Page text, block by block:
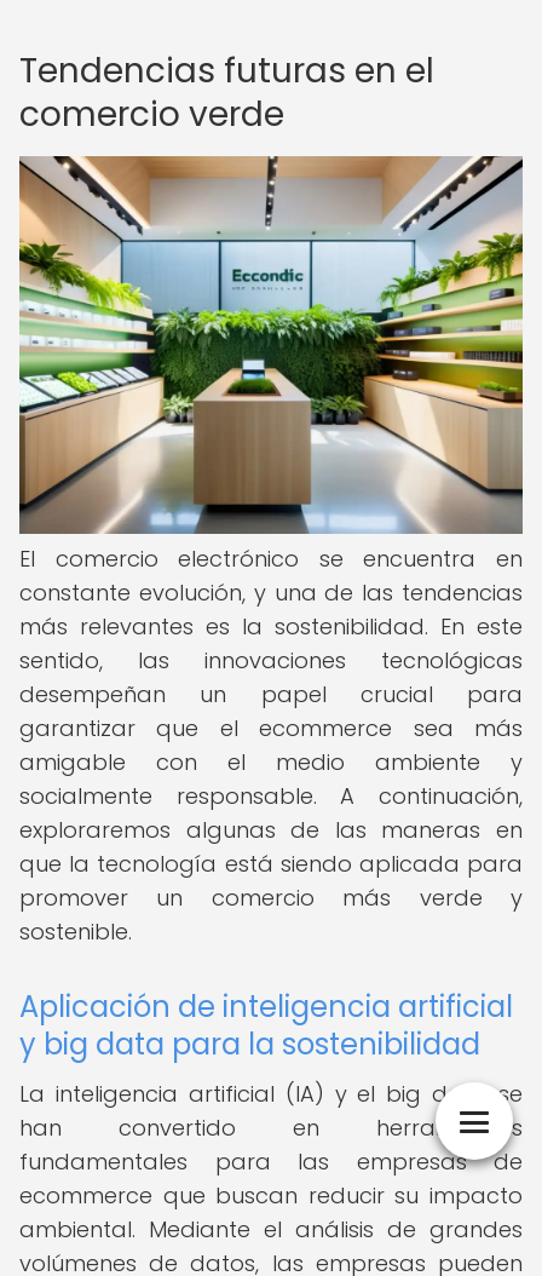
Tendencias futuras en el
comercio verde
El comercio electrónico se encuentra en
constante evolución, y una de las tendencias
más relevantes es la sostenibilidad. En este
sentido, las innovaciones tecnológicas
desempeñan un papel crucial para
garantizar que el ecommerce sea más
amigable con el medio ambiente y
socialmente responsable. A continuación,
exploraremos algunas de las maneras en
que la tecnología está siendo aplicada para
promover un comercio más verde y
sostenible.
Aplicación de inteligencia artificial
y big data para la sostenibilidad
La inteligencia artificial (IA) y el big data se
han convertido en herramientas
fundamentales para las empresas de
ecommerce que buscan reducir su impacto
ambiental. Mediante el análisis de grandes
volúmenes de datos, las empresas pueden